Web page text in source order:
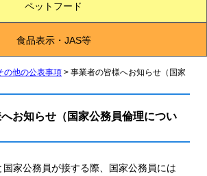
ペットフード
食品表示・JAS等
の他の公表事項
事業者の皆様へお知らせ（国家
お知らせ（国家公務員倫理につい
国家公務員が接する際、国家公務員には